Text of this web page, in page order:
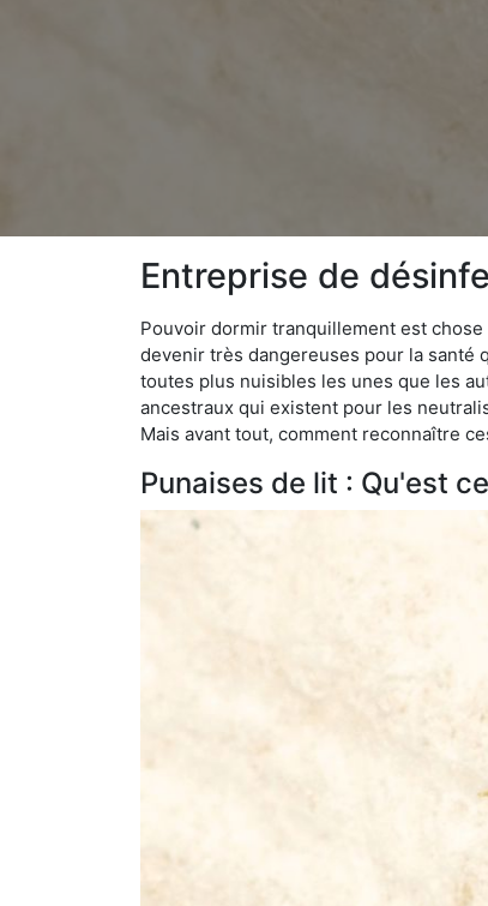
Entreprise de
Pouvoir dormir tranquillement est
devenir très dangereuses pour la santé
toutes plus nuisibles les unes que les
ancestraux qui existent pour les
Mais avant tout, comment reconnaître
Punaises de lit : Qu'est